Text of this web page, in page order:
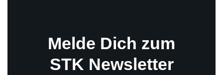
Melde Dich zum
STK Newsletter